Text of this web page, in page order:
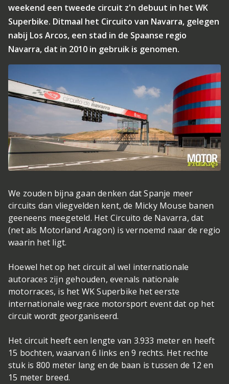
weekend een tweede circuit z'n debuut in het WK
Superbike. Ditmaal het Circuito van Navarra, gelegen
nabij Los Arcos, een stad in de Spaanse regio
Navarra, dat in 2010 in gebruik is genomen.
We zouden bijna gaan denken dat Spanje meer
circuits dan vliegvelden kent, de Micky Mouse banen
geeneens meegeteld. Het Circuito de Navarra, dat
(net als Motorland Aragon) is vernoemd naar de regio
waarin het ligt.
Hoewel het op het circuit al wel internationale
autoraces zijn gehouden, evenals nationale
motorraces, is het WK Superbike het eerste
internationale wegrace motorsport event dat op het
circuit wordt georganiseerd.
Het circuit heeft een lengte van 3.933 meter en heeft
15 bochten, waarvan 6 links en 9 rechts. Het rechte
stuk is 800 meter lang en de baan is tussen de 12 en
15 meter breed.